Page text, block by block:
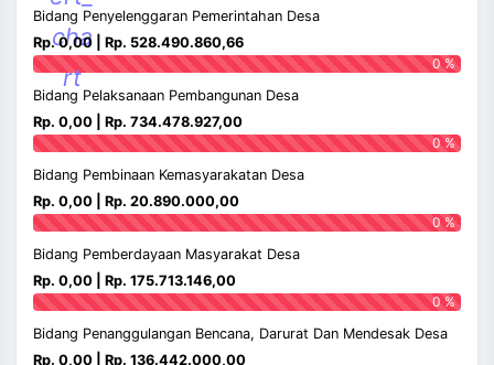
cha
rt
Bidang Penyelenggaran Pemerintahan Desa
Rp. 0,00 | Rp. 528.490.860,66
0 %
Bidang Pelaksanaan Pembangunan Desa
Rp. 0,00 | Rp. 734.478.927,00
0 %
Bidang Pembinaan Kemasyarakatan Desa
Rp. 0,00 | Rp. 20.890.000,00
0 %
Bidang Pemberdayaan Masyarakat Desa
Rp. 0,00 | Rp. 175.713.146,00
0 %
Bidang Penanggulangan Bencana, Darurat Dan Mendesak Desa
Rp. 0,00 | Rp. 136.442.000,00